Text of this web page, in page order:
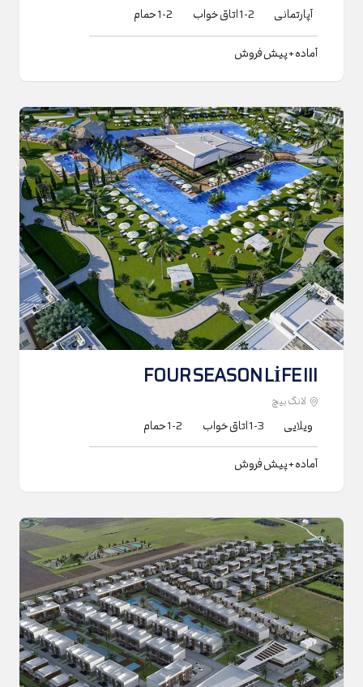
آپارتمانی 1-2اتاق خواب 1-2حمام
آماده + پیش فروش
FOUR SEASON LİFE III
لانگ بیچ
ویلایی 1-3اتاق خواب 1-2حمام
آماده + پیش فروش